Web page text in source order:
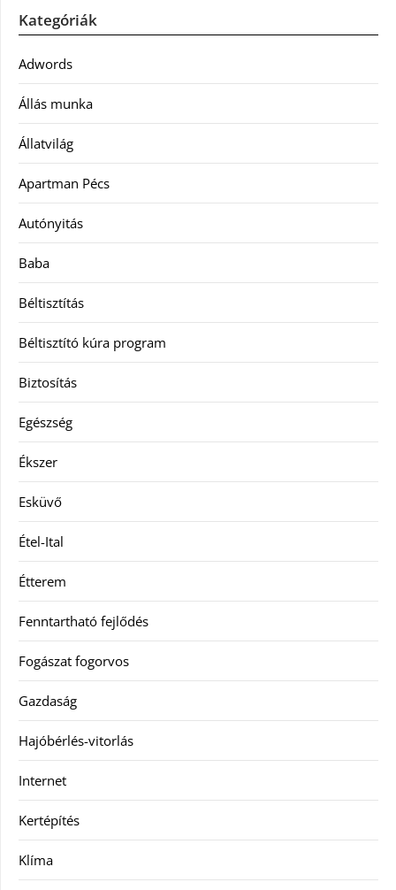
Kategóriák
Adwords
Állás munka
Állatvilág
Apartman Pécs
Autónyitás
Baba
Béltisztítás
Béltisztító kúra program
Biztosítás
Egészség
Ékszer
Esküvő
Étel-Ital
Étterem
Fenntartható fejlődés
Fogászat fogorvos
Gazdaság
Hajóbérlés-vitorlás
Internet
Kertépítés
Klíma